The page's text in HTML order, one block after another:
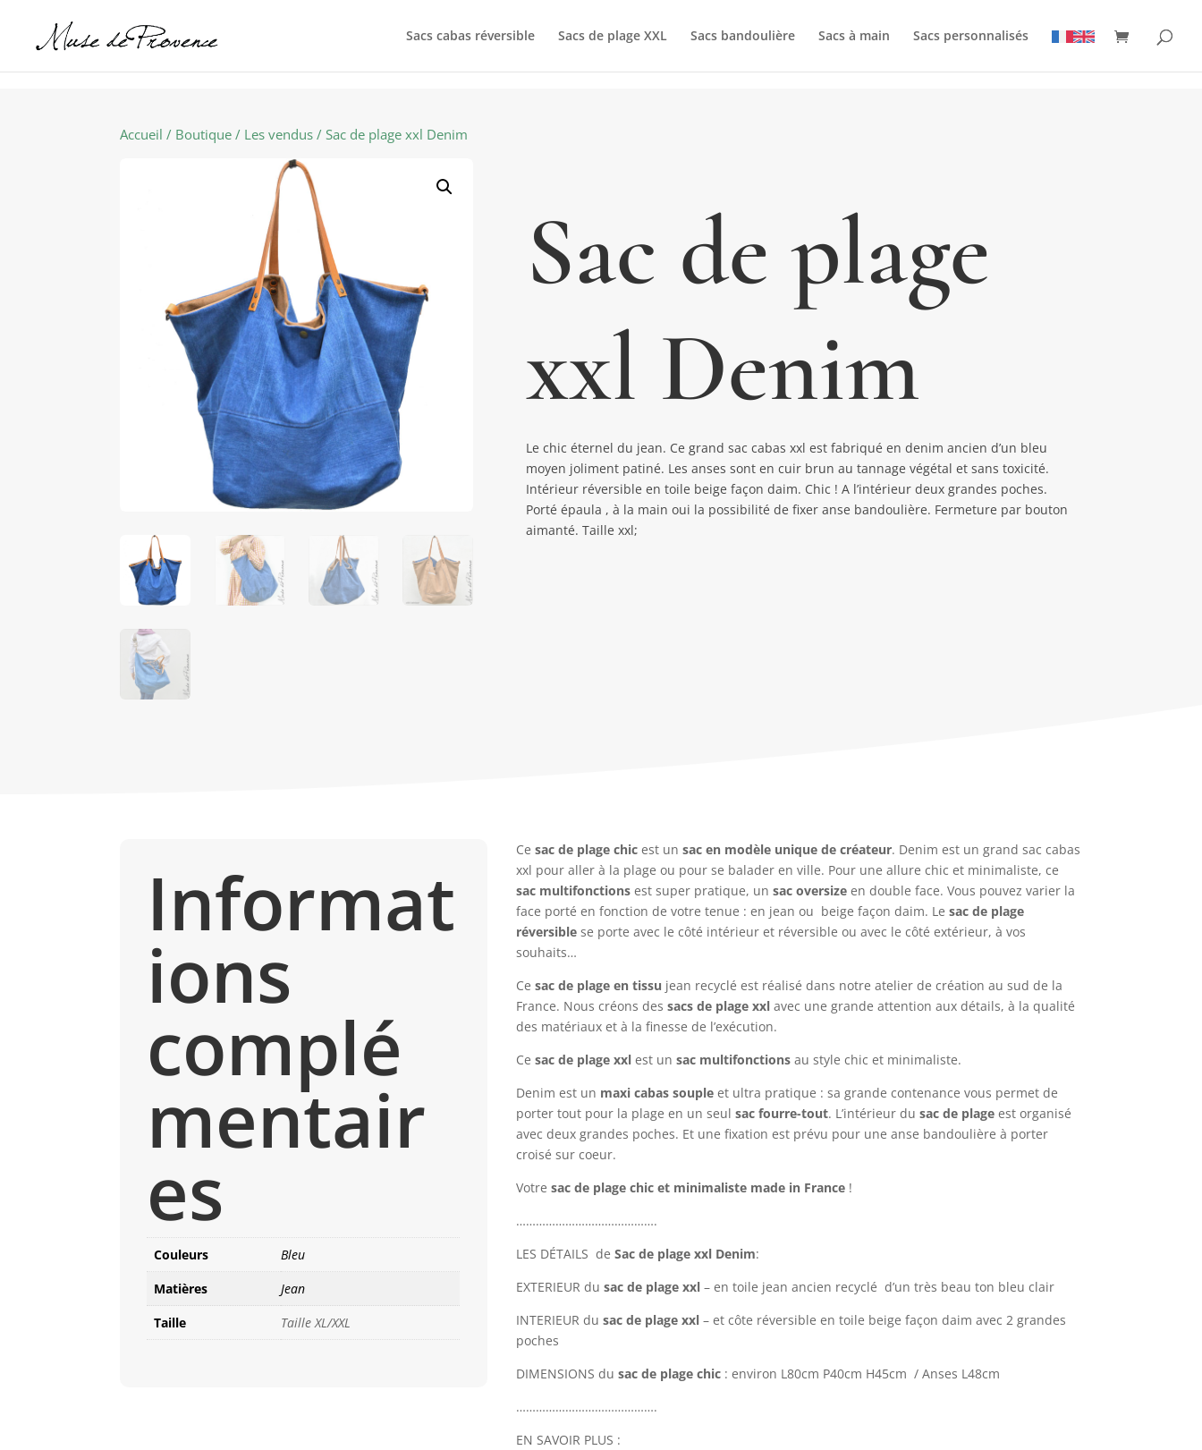
Sacs cabas réversible Sacs de plage XXL Sacs bandoulière Sacs à main Sacs personnalisés
Accueil / Boutique / Les vendus / Sac de plage xxl Denim
Sac de plage
xxl Denim
Le chic éternel du jean. Ce grand sac cabas xxl est fabriqué en denim ancien d’un bleu
moyen joliment patiné. Les anses sont en cuir brun au tannage végétal et sans toxicité.
Intérieur réversible en toile beige façon daim. Chic ! A l’intérieur deux grandes poches.
Porté épaula , à la main oui la possibilité de fixer anse bandoulière. Fermeture par bouton
aimanté. Taille xxl;
Informat
ions
complé
mentair
es
Couleurs
Bleu
Matières
Jean
Taille
Taille XL/XXL
Ce sac de plage chicest unsac en modèle unique de créateur. Denim est un grand sac cabas
xxl pour aller à la plage ou pour se balader en ville. Pour une allure chic et minimaliste, ce
sac multifonctions est super pratique, unsac oversizeen double face. Vous pouvez varier la
face porté en fonction de votre tenue : en jean ou beige façon daim. Lesac de plage
réversible se porte avec le côté intérieur et réversible ou avec le côté extérieur, à vos
souhaits…
Cesac de plage en tissu jean recyclé est réalisé dans notre atelier de création au sud de la
France. Nous créons dessacs de plage xxl avec une grande attention aux détails, à la qualité
des matériaux et à la finesse de l’exécution.
Cesac de plage xxl est unsac multifonctionsau style chic et minimaliste.
Denim est un maxi cabas souple et ultra pratique : sa grande contenance vous permet de
porter tout pour la plage en un seulsac fourre-tout. L’intérieur dusac de plageest organisé
avec deux grandes poches. Et une fixation est prévu pour une anse bandoulière à porter
croisé sur coeur.
Votresac de plage chic et minimaliste made in France !
…………………………………….
LES DÉTAILS deSac de plage xxl Denim:
EXTERIEUR dusac de plage xxl– en toile jean ancien recyclé d’un très beau ton bleu clair
INTERIEUR dusac de plage xxl – et côte réversible en toile beige façon daim avec 2 grandes
poches
DIMENSIONS dusac de plage chic : environ L80cm P40cm H45cm / Anses L48cm
…………………………………….
EN SAVOIR PLUS :